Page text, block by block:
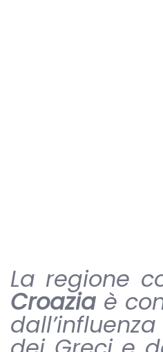
La regione
Croazia è